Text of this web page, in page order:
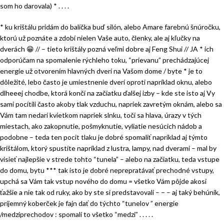
som ho darovala) * . . . .
* ku krištálu pridám do balíčka buď silón, alebo Amare farebnú šnúročku,
ktorú už poznáte a zdobí nielen Vaše auto, členky, ale aj kľučky na
dverách 😁 // – tieto krištály pozná veľmi dobre aj Feng Shui // JA * ich
odporúčam na spomalenie rýchleho toku, “prievanu” prechádzajúcej
energie už otvorením hlavných dverí na Vašom dome / byte * je to
dôležité, lebo často je umiestnenie dverí oproti napríklad oknu, alebo
dlheeej chodbe, ktorá končí na začiatku ďalšej izby – kde ste isto aj Vy
sami pocítili často akoby tlak vzduchu, napriek zavretým oknám, alebo sa
Vám tam nedarí kvietkom napriek slnku, točí sa hlava, úrazy v tých
miestach, ako zakopnutie, pošmyknutie, vyliatie nesúcich nádob a
podobne – teda ten pocit tlaku je dobré spomaliť napríklad aj týmto
krištálom, ktorý spustíte napríklad z lustra, lampy, nad dverami – mal by
visieť najlepšie v strede tohto “tunela” – alebo na začiatku, teda vstupe
do domu, bytu *** tak isto je dobré neprepratávať prechodné vstupy,
upchá sa Vám tak vstup nového do domu = všetko Vám pôjde akosi
ťažšie a nie tak od ruky, ako by ste si predstavovali – – – aj taký behúnik,
príjemný koberček je fajn dať do týchto “tunelov ” energie
/medziprechodov : spomalí to všetko “medzi” . . . . .